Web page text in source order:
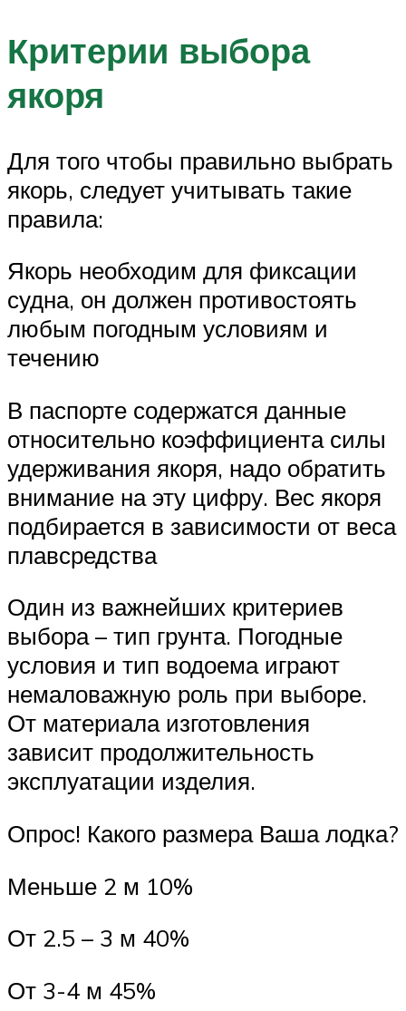
Критерии выбора
якоря
Для того чтобы правильно выбрать
якорь, следует учитывать такие
правила:
Якорь необходим для фиксации
судна, он должен противостоять
любым погодным условиям и
течению
В паспорте содержатся данные
относительно коэффициента силы
удерживания якоря, надо обратить
внимание на эту цифру. Вес якоря
подбирается в зависимости от веса
плавсредства
Один из важнейших критериев
выбора – тип грунта. Погодные
условия и тип водоема играют
немаловажную роль при выборе.
От материала изготовления
зависит продолжительность
эксплуатации изделия.
Опрос! Какого размера Ваша лодка?
Меньше 2 м 10%
От 2.5 – 3 м 40%
От 3-4 м 45%